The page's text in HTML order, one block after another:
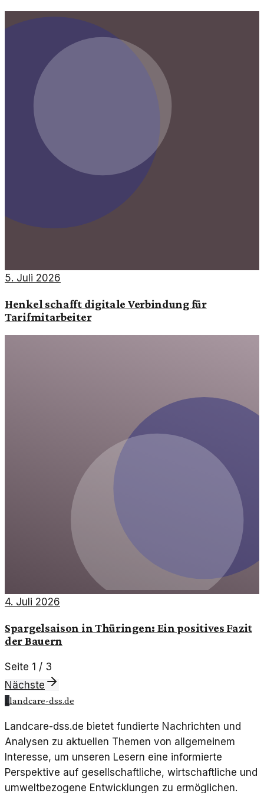
5. Juli 2026
Henkel schafft digitale Verbindung für
Tarifmitarbeiter
4. Juli 2026
Spargelsaison in Thüringen: Ein positives Fazit
der Bauern
Seite 1 / 3
Nächste
L landcare-dss.de
Landcare-dss.de bietet fundierte Nachrichten und
Analysen zu aktuellen Themen von allgemeinem
Interesse, um unseren Lesern eine informierte
Perspektive auf gesellschaftliche, wirtschaftliche und
umweltbezogene Entwicklungen zu ermöglichen.